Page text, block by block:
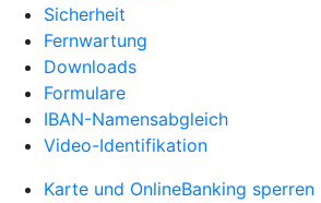
Sicherheit
Fernwartung
Downloads
Formulare
IBAN-Namensabgleich
Video-Identifikation
Karte und OnlineBanking sperren